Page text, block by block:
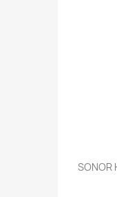
SONOR